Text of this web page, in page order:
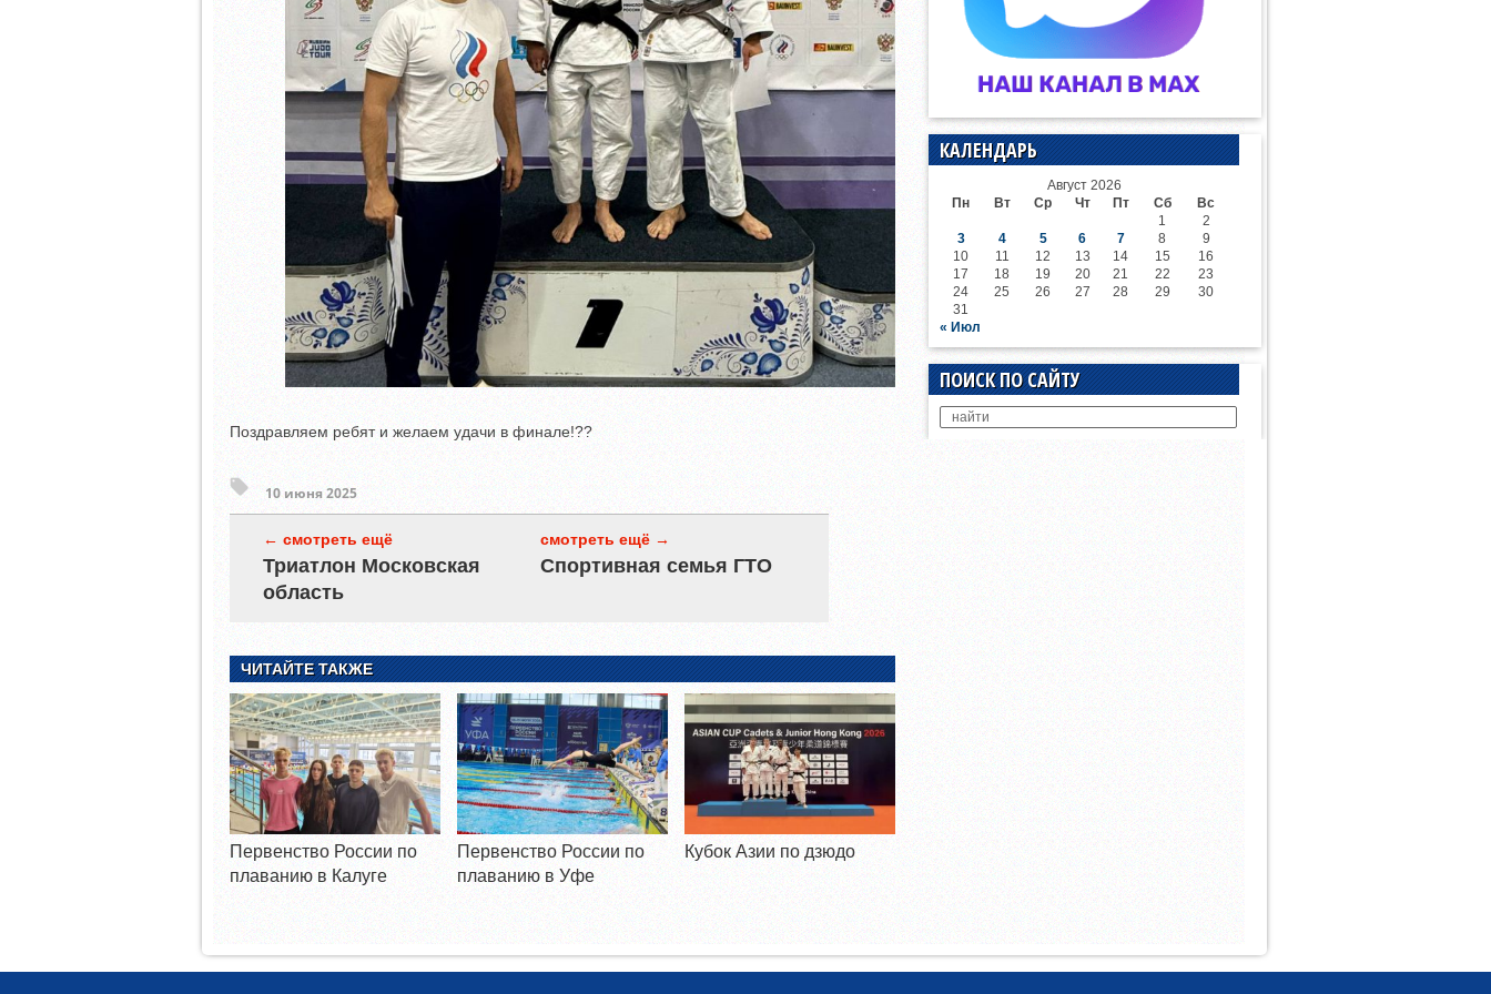
Поздравляем ребят и желаем удачи в финале!??
10 июня 2025
← смотреть ещё
Триатлон Московская
область
смотреть ещё →
Спортивная семья ГТО
ЧИТАЙТЕ ТАКЖЕ
Первенство России по
плаванию в Калуге
Первенство России по
плаванию в Уфе
Кубок Азии по дзюдо
КАЛЕНДАРЬ
Август 2026
Пн
Вт Ср Чт Пт Сб
Вс
1
2
3
4 5 6 7 8
9
10
11 12 13 14 15
16
17
18 19 20 21 22
23
24
25 26 27 28 29
30
31
« Июл
ПОИСК ПО САЙТУ